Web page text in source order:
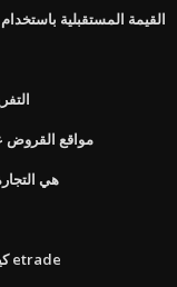
القيمة المستقبلية
مواقع القروض
هي
كيفية تداول الأسهم على etrade